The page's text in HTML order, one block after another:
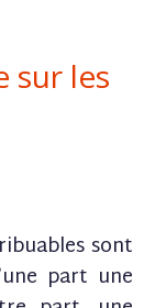
sur les
sont
part une